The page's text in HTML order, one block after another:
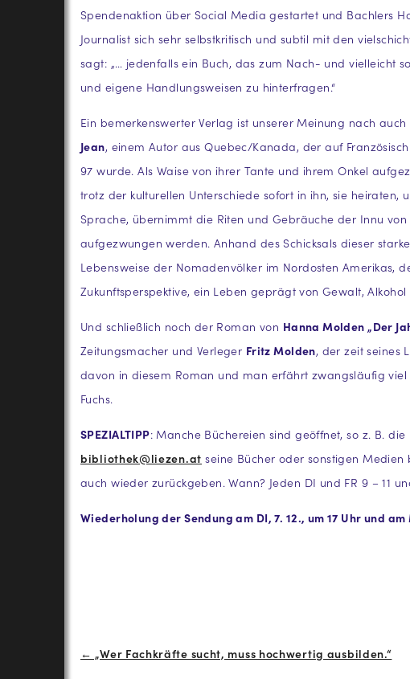
Spendenaktion über Social Media gestartet und Bachlers
Journalist sich sehr selbstkritisch und subtil mit den
sagt: „… jedenfalls ein Buch, das zum Nach- und vielleicht
und eigene Handlungsweisen zu hinterfragen.“
Ein bemerkenswerter Verlag ist unserer Meinung nach
Jean, einem Autor aus Quebec/Kanada, der auf
97 wurde. Als Waise von ihrer Tante und ihrem Onkel
trotz der kulturellen Unterschiede sofort in ihn, sie
Sprache, übernimmt die Riten und Gebräuche der Innu
aufgezwungen werden. Anhand des Schicksals dieser
Lebensweise der Nomadenvölker im Nordosten Amerikas,
Zukunftsperspektive, ein Leben geprägt von Gewalt,
Und schließlich noch der Roman von Hanna Molden „Der
Zeitungsmacher und Verleger Fritz Molden, der zeit seines
davon in diesem Roman und man erfährt zwangsläufig
Fuchs.
SPEZIALTIPP: Manche Büchereien sind geöffnet, so z. B. die
bibliothek@liezen.at seine Bücher oder sonstigen
auch wieder zurückgeben. Wann? Jeden DI und FR 9 – 11
Wiederholung der Sendung am DI, 7. 12., um 17 Uhr und
← „Wer Fachkräfte sucht, muss hochwertig ausbilden.“